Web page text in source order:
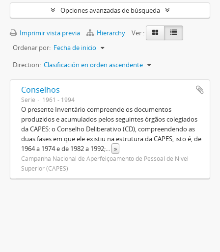
Opciones avanzadas de búsqueda
Imprimir vista previa Hierarchy
Ver :
Ordenar por: Fecha de inicio
Direction: Clasificación en orden ascendente
Conselhos
Serie 1961 - 1994
O presente Inventário compreende os documentos
produzidos e acumulados pelos seguintes órgãos colegiados
da CAPES: o Conselho Deliberativo (CD), compreendendo as
duas fases em que ele existiu na estrutura da CAPES, isto é, de
1964 a 1974 e de 1982 a 1992;... »
Campanha Nacional de Aperfeiçoamento de Pessoal de Nível
Superior (CAPES)